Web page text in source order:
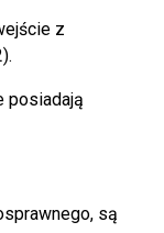
z
posiadają
są